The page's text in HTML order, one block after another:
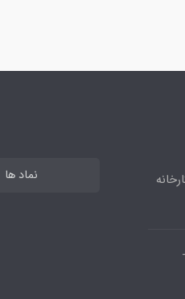
نماد ها